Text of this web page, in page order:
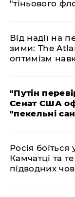
"тіньового
​Від надії на
зими: The
оптимізм
​"Путін
Сенат США
"пекельні
​Росія боїться
Камчатці та
підводних